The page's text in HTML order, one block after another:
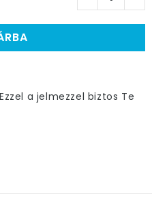
a jelmezzel biztos Te